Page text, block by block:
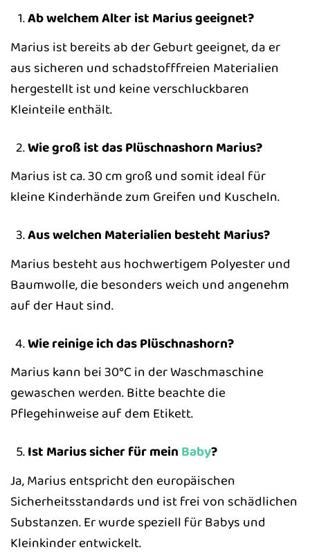
Ab welchem Alter ist Marius geeignet?
Marius ist bereits ab der Geburt geeignet, da er
aus sicheren und schadstofffreien Materialien
hergestellt ist und keine verschluckbaren
Kleinteile enthält.
Wie groß ist das Plüschnashorn Marius?
Marius ist ca. 30 cm groß und somit ideal für
kleine Kinderhände zum Greifen und Kuscheln.
Aus welchen Materialien besteht Marius?
Marius besteht aus hochwertigem Polyester und
Baumwolle, die besonders weich und angenehm
auf der Haut sind.
Wie reinige ich das Plüschnashorn?
Marius kann bei 30°C in der Waschmaschine
gewaschen werden. Bitte beachte die
Pflegehinweise auf dem Etikett.
Ist Marius sicher für mein Baby?
Ja, Marius entspricht den europäischen
Sicherheitsstandards und ist frei von schädlichen
Substanzen. Er wurde speziell für Babys und
Kleinkinder entwickelt.